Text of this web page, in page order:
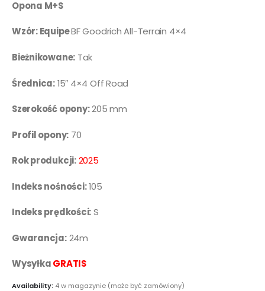
Opona M+S
Wzór: EquipeBF Goodrich All-Terrain 4×4
Bieżnikowane: Tak
Średnica:15″ 4×4 Off Road
Szerokość opony:205 mm
Profil opony: 70
Rok produkcji:2025
Indeks nośności:105
Indeks prędkości:S
Gwarancja:24m
WysyłkaGRATIS
Availability: 4 w magazynie (może być zamówiony)